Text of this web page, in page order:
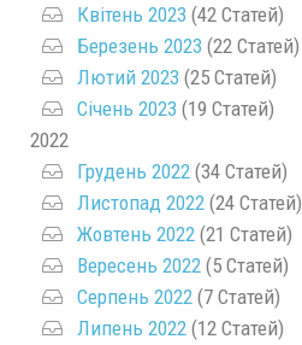
Квітень 2023 (42 Статей)
Березень 2023 (22 Статей)
Лютий 2023 (25 Статей)
Січень 2023 (19 Статей)
2022
Грудень 2022 (34 Статей)
Листопад 2022 (24 Статей)
Жовтень 2022 (21 Статей)
Вересень 2022 (5 Статей)
Серпень 2022 (7 Статей)
Липень 2022 (12 Статей)